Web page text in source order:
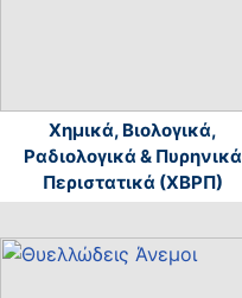
Χημικά, Βιολογικά,
Ραδιολογικά & Πυρηνικά
Περιστατικά (ΧΒΡΠ)